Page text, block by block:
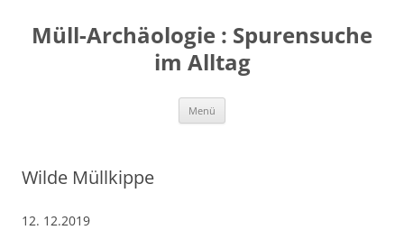
springen
Müll-Archäologie : Spurensuche
im Alltag
Menü
Wilde Müllkippe
12. 12.2019